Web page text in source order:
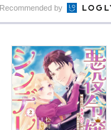
Recommended by